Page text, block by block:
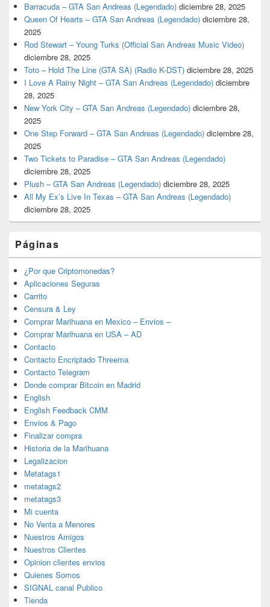
Barracuda – GTA San Andreas (Legendado) diciembre 28, 2025
Queen Of Hearts – GTA San Andreas (Legendado) diciembre 28,
2025
Rod Stewart – Young Turks (Official San Andreas Music Video)
diciembre 28, 2025
Toto – Hold The Line (GTA SA) (Radio K-DST) diciembre 28, 2025
I Love A Rainy Night – GTA San Andreas (Legendado) diciembre
28, 2025
New York City – GTA San Andreas (Legendado) diciembre 28,
2025
One Step Forward – GTA San Andreas (Legendado) diciembre 28,
2025
Two Tickets to Paradise – GTA San Andreas (Legendado)
diciembre 28, 2025
Plush – GTA San Andreas (Legendado) diciembre 28, 2025
All My Ex’s Live In Texas – GTA San Andreas (Legendado)
diciembre 28, 2025
Páginas
¿Por que Criptomonedas?
Aplicaciones Seguras
Carrito
Censura & Ley
Comprar Marihuana en Mexico – Envios –
Comprar Marihuana en USA – AD
Contacto
Contacto Encriptado Threema
Contacto Telegram
Donde comprar Bitcoin en Madrid
English
English Feedback CMM
Envios & Pago
Finalizar compra
Historia de la Marihuana
Legalizacion
Metatags1
metatags2
metatags3
Mi cuenta
No Venta a Menores
Nuestros Amigos
Nuestros Clientes
Opinion clientes envios
Quienes Somos
SIGNAL canal Publico
Tienda